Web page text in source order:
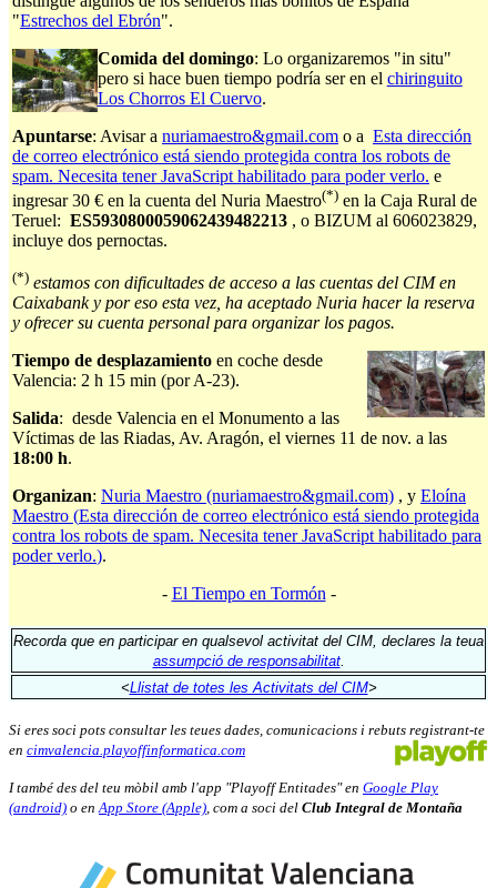
"Estrechos del Ebrón".
Comida del domingo: Lo organizaremos "in situ"
pero si hace buen tiempo podría ser en el chiringuito
Los Chorros El Cuervo.
Apuntarse: Avisar a nuriamaestro&gmail.com o a Esta dirección
de correo electrónico está siendo protegida contra los robots de
spam. Necesita tener JavaScript habilitado para poder verlo. e
ingresar 30 € en la cuenta del Nuria Maestro(*) en la Caja Rural de
Teruel: ES5930800059062439482213 , o BIZUM al 606023829,
incluye dos pernoctas.
(*) estamos con dificultades de acceso a las cuentas del CIM en
Caixabank y por eso esta vez, ha aceptado Nuria hacer la reserva
y ofrecer su cuenta personal para organizar los pagos.
Tiempo de desplazamiento en coche desde
Valencia: 2 h 15 min (por A-23).
Salida: desde Valencia en el Monumento a las
Víctimas de las Riadas, Av. Aragón, el viernes 11 de nov. a las
18:00 h.
Organizan: Nuria Maestro (nuriamaestro&gmail.com) , y Eloína
Maestro (Esta dirección de correo electrónico está siendo protegida
contra los robots de spam. Necesita tener JavaScript habilitado para
poder verlo.).
- El Tiempo en Tormón-
Recorda que en participar en qualsevol activitat del CIM, declares la teua
assumpció de responsabilitat.
<Llistat de totes les Activitats del CIM>
Si eres soci pots consultar les teues dades, comunicacions i rebuts registrant-te
en cimvalencia.playoffinformatica.com
I també des del teu mòbil amb l'app "Playoff Entitades" en Google Play
(android) o en App Store (Apple) , com a soci del Club Integral de Montaña